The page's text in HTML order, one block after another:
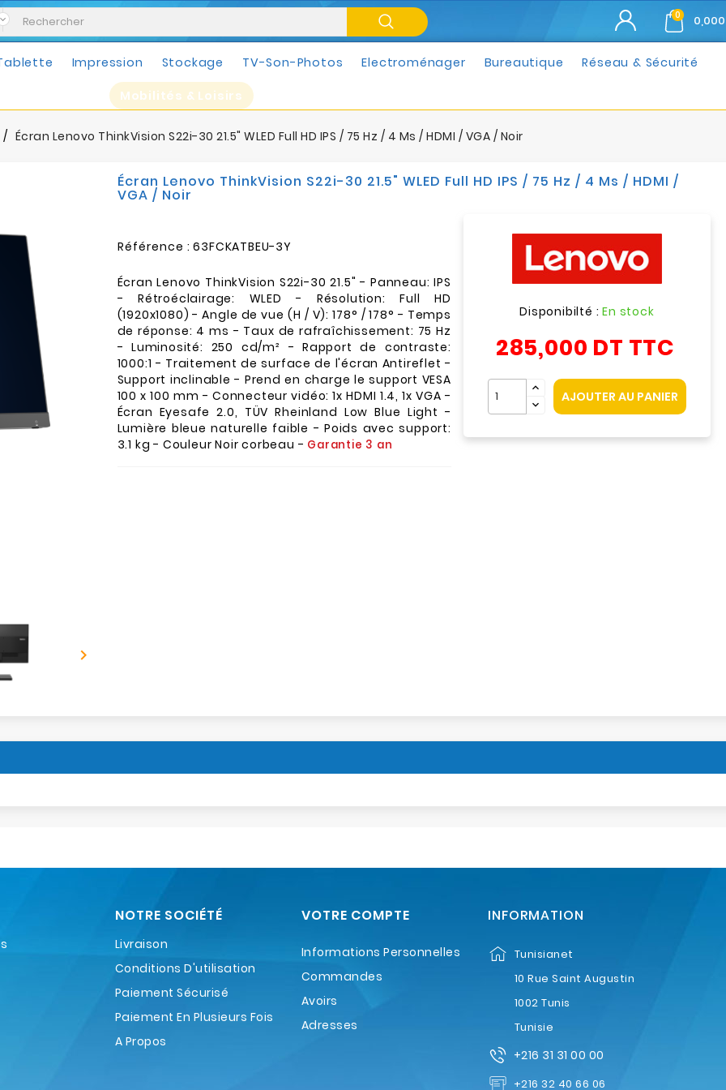
0
Impression Stockage TV-Son-Photos Electroménager Bureautique Réseau & Sécurité
Mobilités & Loisirs
Écran Lenovo ThinkVision S22i-30 21.5" WLED Full HD IPS / 75 Hz / 4 Ms / HDMI / VGA / Noir

Écran Lenovo ThinkVision S22i-30 21.5" WLED Full HD IPS / 75 Hz / 4 Ms / HDMI /
VGA / Noir
Référence : 63FCKATBEU-3Y
Écran Lenovo ThinkVision S22i-30 21.5" - Panneau: IPS
- Rétroéclairage: WLED - Résolution: Full HD
(1920x1080) - Angle de vue (H / V): 178° / 178° - Temps
de réponse: 4 ms - Taux de rafraîchissement: 75 Hz
- Luminosité: 250 cd/m² - Rapport de contraste:
1000:1 - Traitement de surface de l'écran Antireflet -
Support inclinable - Prend en charge le support VESA
100 x 100 mm - Connecteur vidéo: 1x HDMI 1.4, 1x VGA -
Écran Eyesafe 2.0, TÜV Rheinland Low Blue Light -
Lumière bleue naturelle faible - Poids avec support:
3.1 kg - Couleur Noir corbeau - Garantie 3 an
Disponibilté :En stock
285,000 DT TTC
AJOUTER AU PANIER
NOTRE SOCIÉTÉ
Livraison
Conditions D'utilisation
Paiement Sécurisé
Paiement En Plusieurs Fois
A Propos
VOTRE COMPTE
Informations Personnelles
Commandes
Avoirs
Adresses
INFORMATION
Tunisianet
10 Rue Saint Augustin
1002 Tunis
Tunisie
+216 31 31 00 00
+216 32 40 66 06